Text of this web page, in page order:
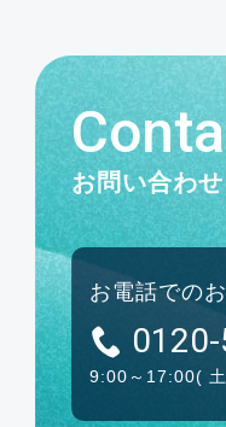
お問い合わせ
お電話での
9:00～17:00(